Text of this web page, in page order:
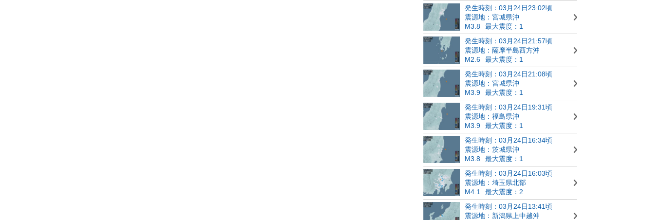
発生時刻：03月24日23:02頃
震源地：宮城県沖
M3.8
最大震度：1
発生時刻：03月24日21:57頃
震源地：薩摩半島西方沖
M2.6
最大震度：1
発生時刻：03月24日21:08頃
震源地：宮城県沖
M3.9
最大震度：1
発生時刻：03月24日19:31頃
震源地：福島県沖
M3.9
最大震度：1
発生時刻：03月24日16:34頃
震源地：茨城県沖
M3.8
最大震度：1
発生時刻：03月24日16:03頃
震源地：埼玉県北部
M4.1
最大震度：2
発生時刻：03月24日13:41頃
震源地：新潟県上中越沖